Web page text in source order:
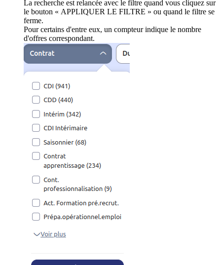
La recherche est relancée avec le filtre quand vous cliquez sur
le bouton « APPLIQUER LE FILTRE » ou quand le filtre se
ferme.
Pour certains d'entre eux, un compteur indique le nombre
d'offres correspondant.